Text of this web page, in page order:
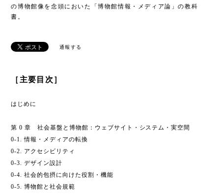
の博物館像を念頭においた「博物館情報・メディア論」の教科
書。
通報する
［主要目次］
はじめに
第 0 章 社会基盤と博物館：ウェブサイト・システム・実空間
0-1. 情報・メディアの転換
0-2. アクセシビリティ
0-3. デザイン設計
0-4. 社会的包摂に向けた役割・機能
0-5. 博物館と社会規範